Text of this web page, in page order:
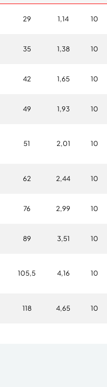
29 1,14 10
35 1,38 10
42 1,65 10
49 1,93 10
51 2,01 10
62 2,44 10
76 2,99 10
89 3,51 10
105,5 4,16 10
118 4,65 10